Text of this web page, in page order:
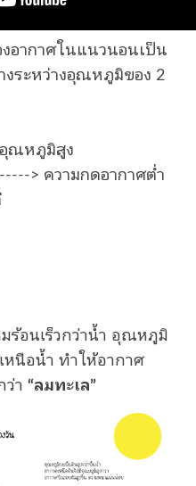
อากาศในแนวนอนเป็น
งระหว่างอุณหภูมิของ 2
ณหภูมิสูง
> ความกดอากาศต่ำ
ร้อนเร็วกว่าน้ำ อุณหภูมิ
นือน้ำ ทำให้อากาศ
า “ลมทะเล”